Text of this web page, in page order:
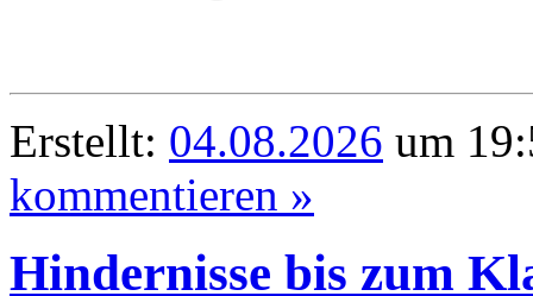
Erstellt: 04.08.2026 um
kommentieren »
Hindernisse bis zum